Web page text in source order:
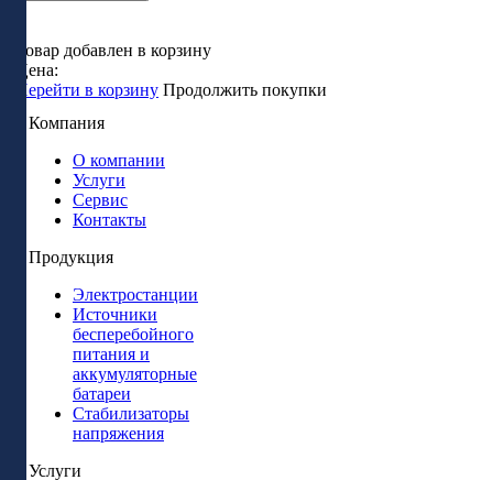
Товар добавлен в корзину
Цена:
Перейти в корзину Продолжить покупки
Компания
О компании
Услуги
Сервис
Контакты
Продукция
Электростанции
Источники
бесперебойного
питания и
аккумуляторные
батареи
Стабилизаторы
напряжения
Услуги